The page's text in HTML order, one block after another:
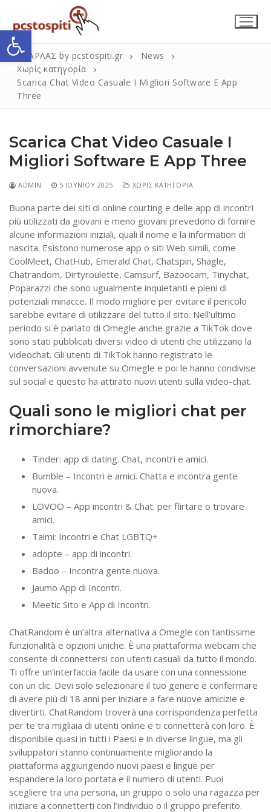
Ανοίξτε τη γραμμή εργαλείων
περιεχόμενο
για:
Η Εταιρεία
Επικοινωνία
ΣΚΑΡΛΑΣ by pcstospiti.gr
News
Χωρίς κατηγορία
Scarica Chat Video Casuale I Migliori Software E App
Three
Scarica Chat Video Casuale I
Migliori Software E App Three
ADMIN 5 ΙΟΥΝΊΟΥ 2025 ΧΩΡΊΣ ΚΑΤΗΓΟΡΊΑ
Buona parte dei siti di online courting e delle app di incontri
più utilizzati da giovani e meno giovani prevedono di fornire
alcune informazioni iniziali, quali il nome e la information di
nascita. Esistono numerose app o siti Web simili, come
CoolMeet, ChatHub, Emerald Chat, Chatspin, Shagle,
Chatrandom, Dirtyroulette, Camsurf, Bazoocam, Tinychat,
Poparazzi che sono ugualmente inquietanti e pieni di
potenziali minacce. Il modo migliore per evitare il pericolo
sarebbe evitare di utilizzare del tutto il sito. Nell’ultimo
periodo si è parlato di Omegle anche grazie a TikTok dove
sono stati pubblicati diversi video di utenti che utilizzano la
videochat. Gli utenti di TikTok hanno registrato le
conversazioni avvenute su Omegle e poi le hanno condivise
sul social e questo ha attirato nuovi utenti sulla video-chat.
Quali sono le migliori chat per
rimorchiare?
Tinder: app di dating. Chat, incontri e amici.
Bumble – Incontri e amici. Chatta e incontra gente
nuova.
LOVOO – App incontri & Chat. per flirtare o trovare
amici.
Taimi: Incontri e Chat LGBTQ+
adopte – app di incontri.
Badoo – Incontra gente nuova.
Jaumo App di Incontri.
Meetic Sito e App di Incontri.
ChatRandom è un’altra alternativa a Omegle con tantissime
funzionalità e opzioni uniche. È una piattaforma webcam che
consente di connettersi con utenti casuali da tutto il mondo.
Ti offre un’interfaccia facile da usare con una connessione
con un clic. Devi solo selezionare il tuo genere e confermare
di avere più di 18 anni per iniziare a fare nuove amicizie e
divertirti. ChatRandom troverà una corrispondenza perfetta
per te tra migliaia di utenti online e ti connetterà con loro. È
disponibile quasi in tutti i Paesi e in diverse lingue, ma gli
sviluppatori stanno continuamente migliorando la
piattaforma aggiungendo nuovi paesi e lingue per
espandere la loro portata e il numero di utenti. Puoi
scegliere tra una persona, un gruppo o solo una ragazza per
iniziare a connetterti con l’individuo o il gruppo preferito.